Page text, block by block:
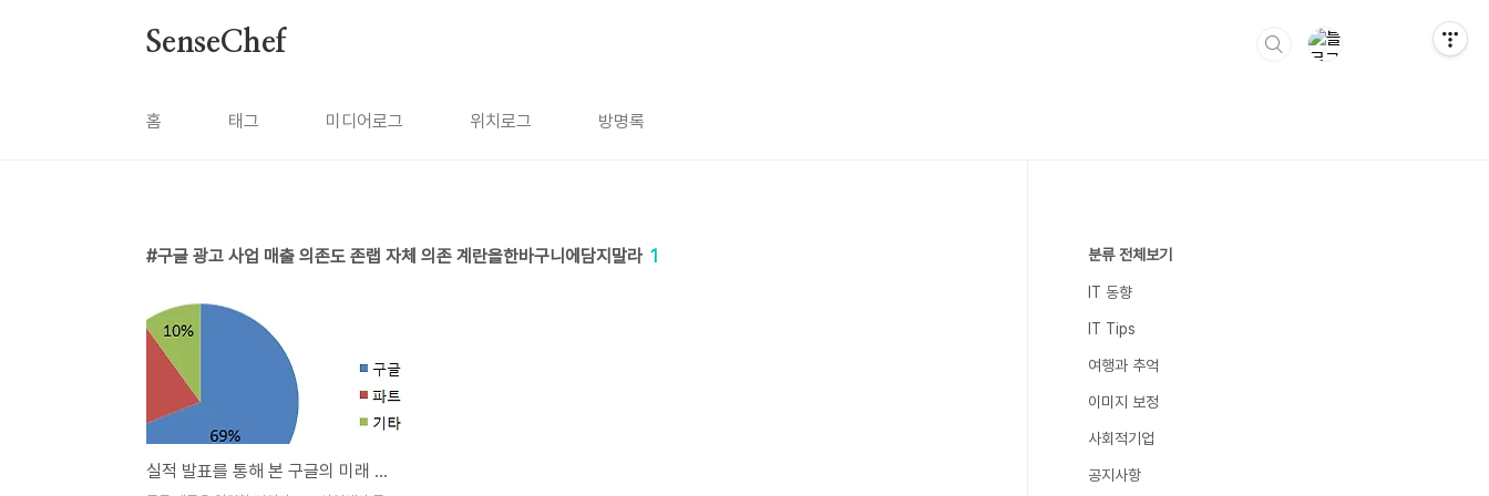
SenseChef
홈 태그 미디어로그 위치로그 방명록
구글 광고 사업 매출 의존도 존랩 자체 의존 계란을한바구니에담지말라 1
실적 발표를 통해 본 구글의 미래 모습
분류 전체보기
IT 동향
IT Tips
여행과 추억
이미지 보정
사회적기업
공지사항